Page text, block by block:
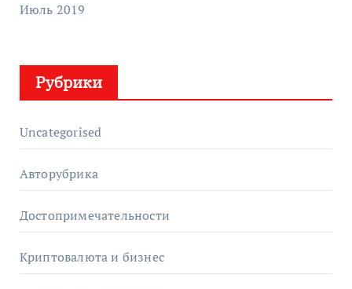
Июль 2019
Рубрики
Uncategorised
Авторубрика
Достопримечательности
Криптовалюта и бизнес